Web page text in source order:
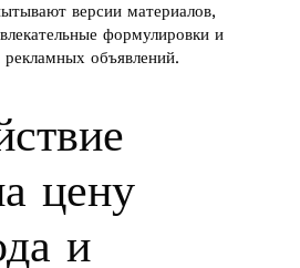
версии материалов,
формулировки и
объявлений.
цену
и